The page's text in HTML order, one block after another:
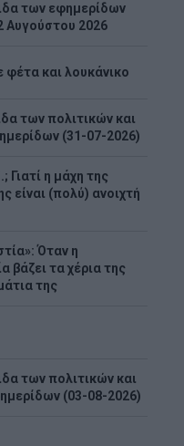
των εφημερίδων
Αυγούστου 2026
φέτα και λουκάνικο
των πολιτικών και
(31-07-2026)
Γιατί η μάχη της
είναι (πολύ) ανοιχτή
Όταν η
βάζει τα χέρια της
της
των πολιτικών και
(03-08-2026)